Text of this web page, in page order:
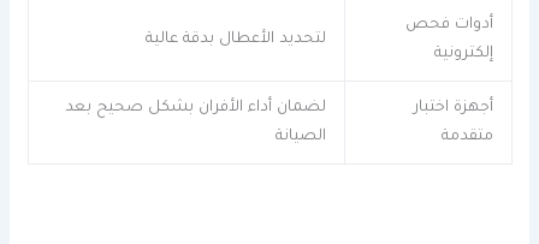
أدوات فحص
إلكترونية
لتحديد الأعطال بدقة عالية
أجهزة اختبار
متقدمة
لضمان أداء الأفران بشكل صحيح بعد
الصيانة